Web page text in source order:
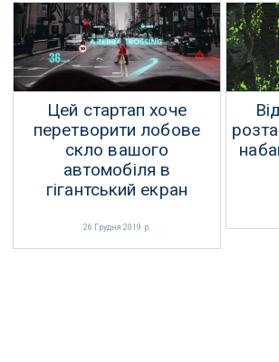
Цей стартап хоче
перетворити лобове
скло вашого
автомобіля в
гігантський екран
26 Грудня 2019 р.